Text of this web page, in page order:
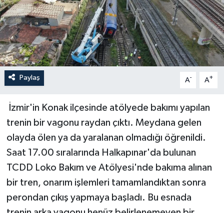
Paylaş A- A+
İzmir'in Konak ilçesinde atölyede bakımı yapılan
trenin bir vagonu raydan çıktı. Meydana gelen
olayda ölen ya da yaralanan olmadığı öğrenildi.
Saat 17.00 sıralarında Halkapınar'da bulunan
TCDD Loko Bakım ve Atölyesi'nde bakıma alınan
bir tren, onarım işlemleri tamamlandıktan sonra
perondan çıkış yapmaya başladı. Bu esnada